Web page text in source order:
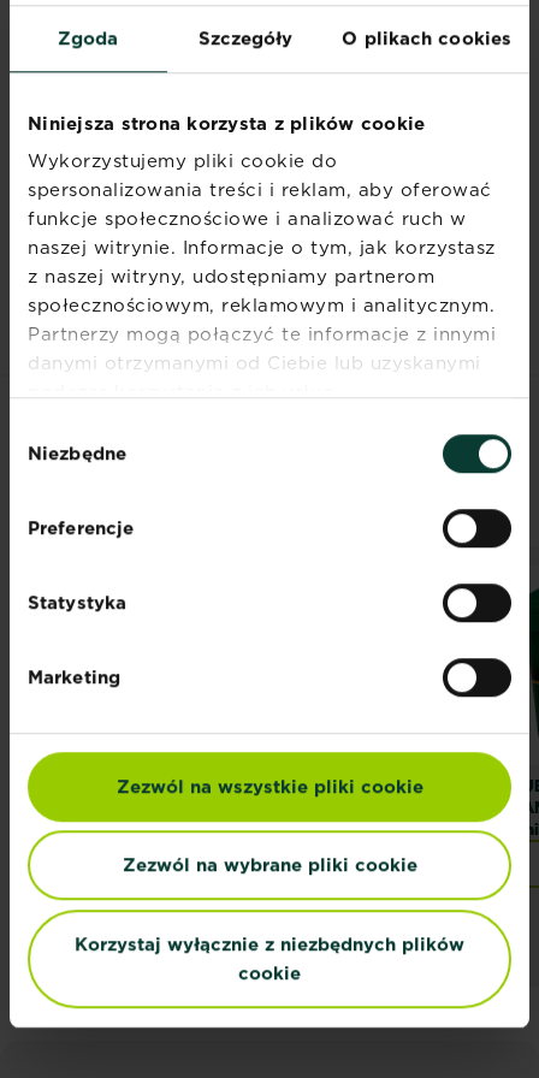
Zgoda Szczegóły O plikach cookies
Niniejsza strona korzysta z plików cookie
Wykorzystujemy pliki cookie do
spersonalizowania treści i reklam, aby oferować
funkcje społecznościowe i analizować ruch w
naszej witrynie. Informacje o tym, jak korzystasz
z naszej witryny, udostępniamy partnerom
społecznościowym, reklamowym i analitycznym.
Partnerzy mogą połączyć te informacje z innymi
danymi otrzymanymi od Ciebie lub uzyskanymi
podczas korzystania z ich usług.
zgody
Niezbędne
Preferencje
Statystyka
Marketing
Zezwól na wszystkie pliki cookie
Zezwól na wybrane pliki cookie
Korzystaj wyłącznie z niezbędnych plików
cookie
wodzie, schelatowane w DTPA i EDTA,
mangan (Mn) 0,05% rozp. w wodzie,
0,02% rozp. w wodzie, schelatowane w
EDTA.
Dokumenty
SUBSTRAL Trawa
Renowacyjna
Znajdź sklep
SUBSTRAL Łąka
Znajdź sklep